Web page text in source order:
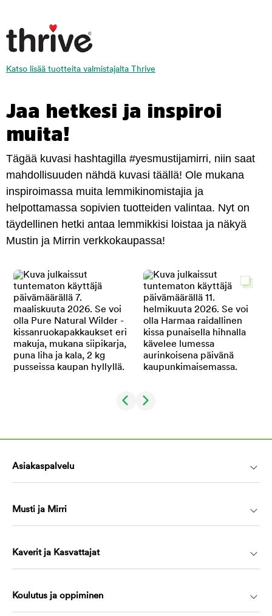
Katso lisää tuotteita valmistajalta Thrive
Jaa hetkesi ja inspiroi
muita!
Tägää kuvasi hashtagilla #yesmustijamirri, niin saat
mahdollisuuden nähdä kuvasi täällä! Ole mukana
inspiroimassa muita lemmikinomistajia ja
helpottamassa sopivien tuotteiden valintaa. Nyt on
täydellinen hetki antaa lemmikkisi loistaa ja näkyä
Mustin ja Mirrin verkkokaupassa!
Asiakaspalvelu
Musti ja Mirri
Kaverit ja Kasvattajat
Koulutus ja oppiminen